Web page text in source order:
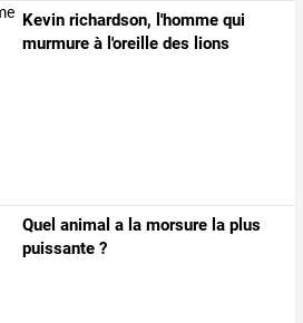
Kevin richardson, l'homme qui
murmure à l'oreille des lions
Quel animal a la morsure la plus
puissante ?